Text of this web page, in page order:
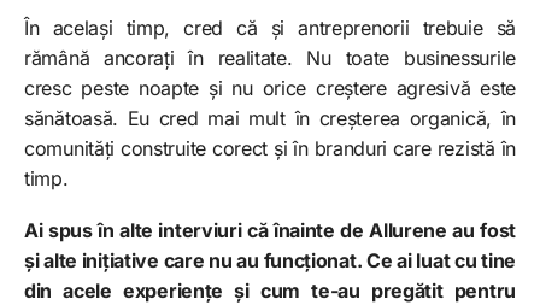
În același timp, cred că și antreprenorii trebuie să
rămână ancorați în realitate. Nu toate businessurile
cresc peste noapte și nu orice creștere agresivă este
sănătoasă. Eu cred mai mult în creșterea organică, în
comunități construite corect și în branduri care rezistă în
timp.
Ai spus în alte interviuri că înainte de Allurene au fost
și alte inițiative care nu au funcționat. Ce ai luat cu tine
din acele experiențe și cum te-au pregătit pentru